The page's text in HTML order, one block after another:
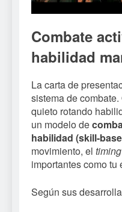
Combate
habilidad
La carta de
sistema de
quieto rotando
un modelo de
habilidad (skill-
movimiento, el timing
importantes como tu
Según sus